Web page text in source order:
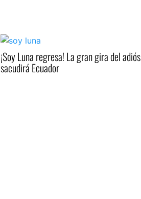
¡Soy Luna regresa! La gran gira del adiós
sacudirá Ecuador